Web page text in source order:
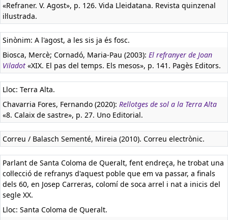
«Refraner. V. Agost», p. 126. Vida Lleidatana. Revista quinzenal
il·lustrada.
Sinònim: A l'agost, a les sis ja és fosc.
Biosca, Mercè; Cornadó, Maria-Pau (2003): El refranyer de Joan
Viladot «XIX. El pas del temps. Els mesos», p. 141. Pagès Editors.
Lloc: Terra Alta.
Chavarria Fores, Fernando (2020): Rellotges de sol a la Terra Alta
«8. Calaix de sastre», p. 27. Uno Editorial.
Correu / Balasch Sementé, Mireia (2010). Correu electrònic.
Parlant de Santa Coloma de Queralt, fent endreça, he trobat una
col·lecció de refranys d'aquest poble que em va passar, a finals
dels 60, en Josep Carreras, colomí de soca arrel i nat a inicis del
segle XX.
Lloc: Santa Coloma de Queralt.